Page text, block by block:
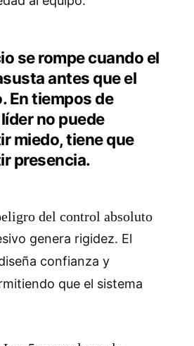
se rompe cuando el
antes que el
En tiempos de
no puede
miedo, tiene que
presencia.
del control absoluto
genera rigidez. El
confianza y
que el sistema